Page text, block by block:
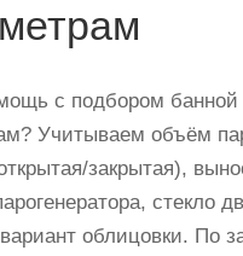
с подбором банной
Учитываем объём
закрытая),
стекло
облицовки. По